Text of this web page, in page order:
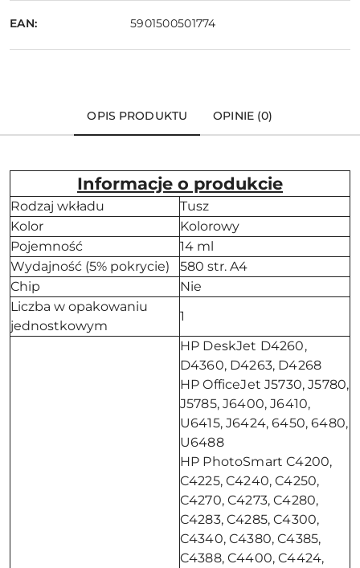
EAN: 5901500501774
OPIS PRODUKTU OPINIE (0)
Informacje o produkcie
Rodzaj wkładu
Tusz
Kolor
Kolorowy
Pojemność
14 ml
Wydajność (5% pokrycie)
580 str. A4
Chip
Nie
Liczba w opakowaniu
jednostkowym
1
HP DeskJet D4260,
D4360, D4263, D4268
HP OfficeJet J5730, J5780,
J5785, J6400, J6410,
U6415, J6424, 6450, 6480,
U6488
HP PhotoSmart C4200,
C4225, C4240, C4250,
C4270, C4273, C4280,
C4283, C4285, C4300,
C4340, C4380, C4385,
C4388, C4400, C4424,